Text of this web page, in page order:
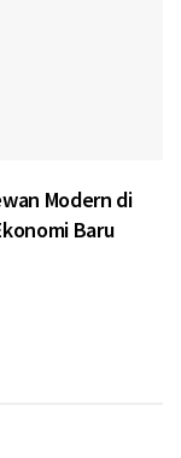
Modern di
Baru